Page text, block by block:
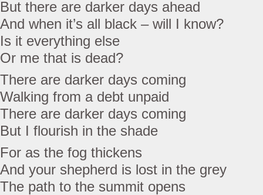
But there are darker days ahead
And when it’s all black – will I know?
Is it everything else
Or me that is dead?
There are darker days coming
Walking from a debt unpaid
There are darker days coming
But I flourish in the shade
For as the fog thickens
And your shepherd is lost in the grey
The path to the summit opens